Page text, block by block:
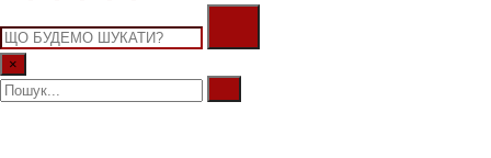
×